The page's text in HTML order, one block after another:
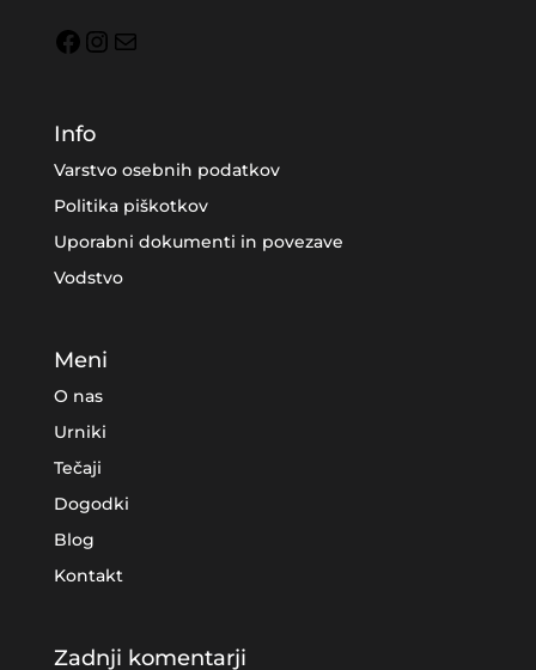
Facebook
Instagram
Info
Varstvo osebnih podatkov
Politika piškotkov
Uporabni dokumenti in povezave
Vodstvo
Meni
O nas
Urniki
Tečaji
Dogodki
Blog
Kontakt
Zadnji komentarji